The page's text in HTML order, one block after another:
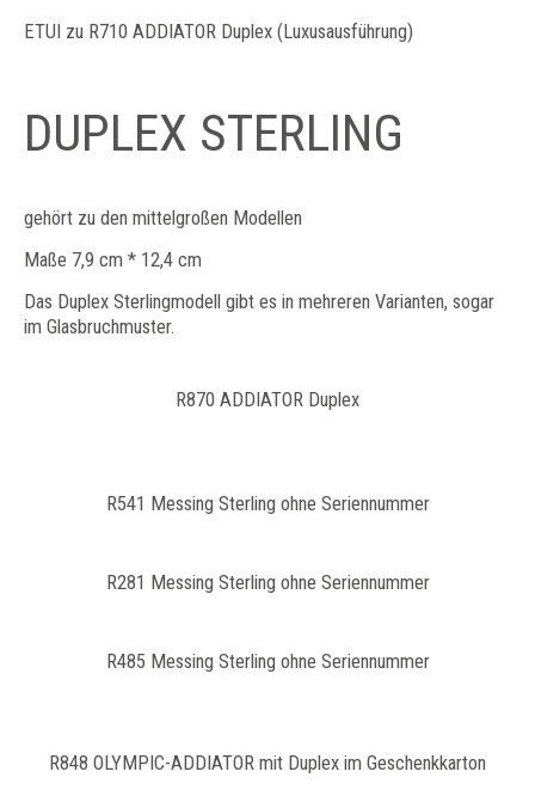
ETUI zu R710 ADDIATOR Duplex (Luxusausführung)
DUPLEX STERLING
gehört zu den mittelgroßen Modellen
Maße 7,9 cm * 12,4 cm
Das Duplex Sterlingmodell gibt es in mehreren Varianten, sogar
im Glasbruchmuster.
R870 ADDIATOR Duplex
R541 Messing Sterling ohne Seriennummer
R281 Messing Sterling ohne Seriennummer
R485 Messing Sterling ohne Seriennummer
R848 OLYMPIC-ADDIATOR mit Duplex im Geschenkkarton